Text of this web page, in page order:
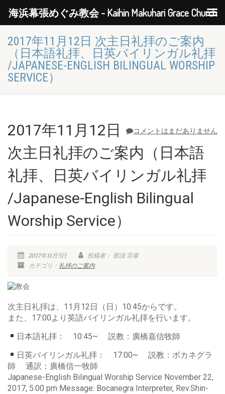
2017年11月12日 次主日礼拝のご案内
（日本語礼拝、日英バイリンガル礼拝
/JAPANESE-ENGLISH BILINGUAL WORSHIP
SERVICE）
コメントはまだありません
2017年11月12日
次主日礼拝のご案内（日本語
礼拝、日英バイリンガル礼拝
/Japanese-English Bilingual
Worship Service）
2017年11月5日
投稿者： 那須 宗泰
カテゴリ： 礼拝のご案内
次主日礼拝は、11月12日（日）10:45からです。
また、17:00より英語バイリンガル礼拝を行います。
日本語礼拝： 10:45~ 説教：廣橋嘉信牧師
日英バイリンガル礼拝： 17:00~ 説教：ボカネグラ
師 通訳：廣橋信一牧師
Japanese-English Bilingual Worship Service November 22,
2017, 5:00 pm Message: Bocanegra Interpreter, Rev.Shin-
海浜幕張めぐみ教会 - Kaihin Makuhari Grace Church